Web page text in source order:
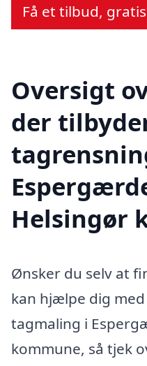
Få et tilbud,
Oversigt
der
Helsingør
Ønsker du selv at
kan hjælpe dig
tagmaling i
kommune, så tjek